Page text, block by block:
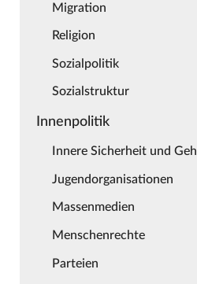
Migration
Religion
Sozialpolitik
Sozialstruktur
Innenpolitik
Innere Sicherheit und
Jugendorganisationen
Massenmedien
Menschenrechte
Parteien